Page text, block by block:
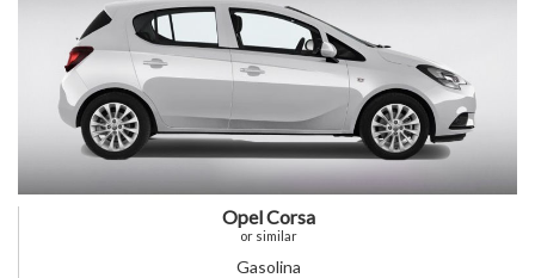
Opel Corsa
or similar
Gasolina